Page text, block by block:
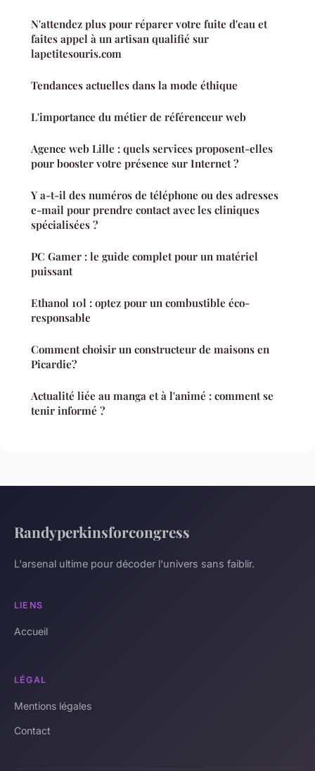
N'attendez plus pour réparer votre fuite d'eau et
faites appel à un artisan qualifié sur
lapetitesouris.com
Tendances actuelles dans la mode éthique
L'importance du métier de référenceur web
Agence web Lille : quels services proposent-elles
pour booster votre présence sur Internet ?
Y a-t-il des numéros de téléphone ou des adresses
e-mail pour prendre contact avec les cliniques
spécialisées ?
PC Gamer : le guide complet pour un matériel
puissant
Ethanol 10l : optez pour un combustible éco-
responsable
Comment choisir un constructeur de maisons en
Picardie?
Actualité liée au manga et à l'animé : comment se
tenir informé ?
Randyperkinsforcongress
L'arsenal ultime pour décoder l'univers sans faiblir.
LIENS
Accueil
LÉGAL
Mentions légales
Contact